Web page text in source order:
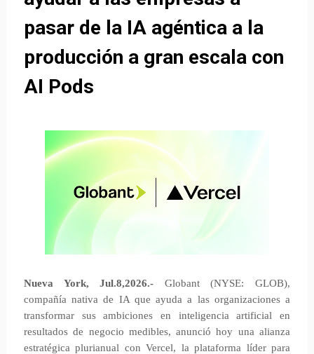
pasar de la IA agéntica a la
producción a gran escala con
AI Pods
Nueva York, Jul.8,2026.- Globant (NYSE: GLOB),
compañía nativa de IA que ayuda a las organizaciones a
transformar sus ambiciones en inteligencia artificial en
resultados de negocio medibles, anunció hoy una alianza
estratégica plurianual con Vercel, la plataforma líder para